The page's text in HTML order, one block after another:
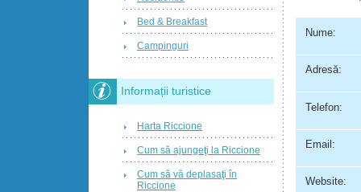
Nume:
Adresă:
Telefon:
Email:
Website:
Bed & Breakfast
Campinguri
Informații turistice
Harta Riccione
Cum să ajungeţi la Riccione
Cum să vă deplasaţi în
Riccione